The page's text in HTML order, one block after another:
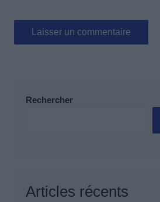
Rechercher
Articles récents